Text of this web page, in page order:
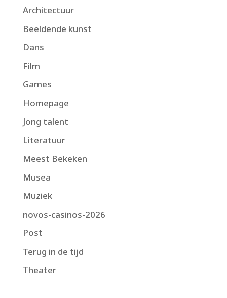
Architectuur
Beeldende kunst
Dans
Film
Games
Homepage
Jong talent
Literatuur
Meest Bekeken
Musea
Muziek
novos-casinos-2026
Post
Terug in de tijd
Theater